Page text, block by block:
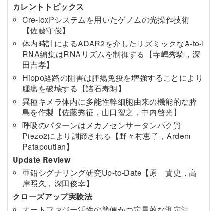
カレントトピックス
Cre-loxPシステムを用いたゲノムの光操作技術
【佐藤守俊】
体内時計によるADAR2を介したリズミックなA-to-I
RNA編集はRNAリズムを制御する【寺嶋秀騎，深
田吉孝】
Hippo経路の阻害は腫瘍免疫を増強することにより
腫瘍を破壊する【諸石寿朗】
異種キメラ体内に多能性幹細胞由来の機能的な膵
島を作製【佐藤秀征，山口智之，中内啓光】
呼吸のパターンはメカノセンサータンパク質
Piezo2により調節される【野々村恵子，Ardem
Patapoutian】
Update Review
亜鉛シグナリング研究Up-to-Date【原 貴史，高
岸照久，深田俊幸】
クローズアップ実験法